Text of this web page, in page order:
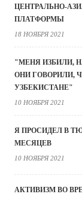
ЦЕНТРАЛЬНО-
ПЛАТФОРМЫ
18 НОЯБРЯ 2021
"МЕНЯ ИЗБИЛИ,
ОНИ ГОВОРИЛИ,
УЗБЕКИСТАНЕ"
10 НОЯБРЯ 2021
Я ПРОСИДЕЛ В
МЕСЯЦЕВ
10 НОЯБРЯ 2021
АКТИВИЗМ ВО